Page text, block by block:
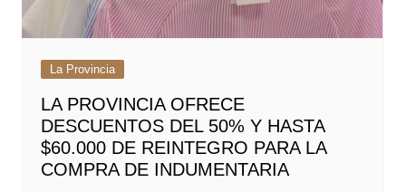
La Provincia
LA PROVINCIA OFRECE
DESCUENTOS DEL 50% Y HASTA
$60.000 DE REINTEGRO PARA LA
COMPRA DE INDUMENTARIA